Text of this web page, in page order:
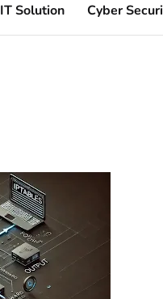
IT Solution Cyber